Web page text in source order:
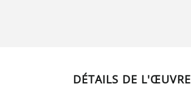
DÉTAILS DE L'ŒUVRE